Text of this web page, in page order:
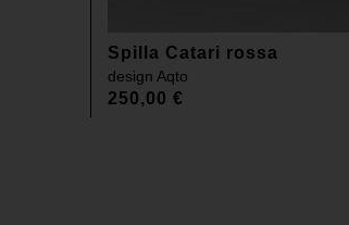
Spilla Catari rossa
design Aqto
250,00 €